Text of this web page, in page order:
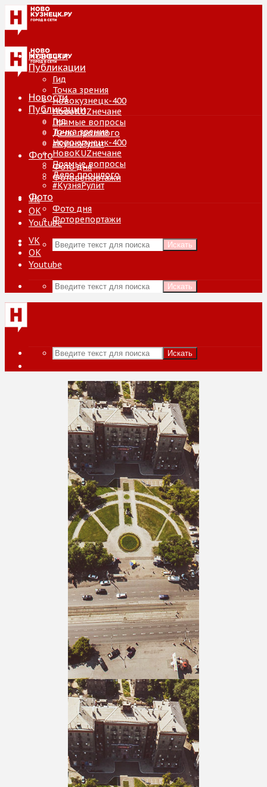
Новости
Публикации
Гид
Точка зрения
Новокузнецк-400
НовоKUZнечане
Прямые вопросы
Дело прошлого
#КузняРулит
Фото
Фото дня
Фоторепортажи
VK
ОК
Youtube
Искать
Новости
Публикации
Гид
Точка зрения
Новокузнецк-400
НовоKUZнечане
Прямые вопросы
Дело прошлого
#КузняРулит
Фото
Фото дня
Фоторепортажи
VK
ОК
Youtube
Искать
Искать